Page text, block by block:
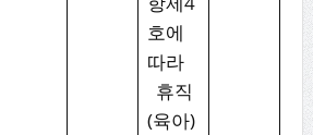
호에
따라
휴직
(육아)